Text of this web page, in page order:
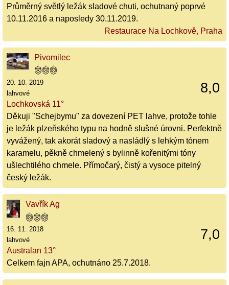
Průměrný světlý ležák sladové chuti, ochutnaný poprvé
10.11.2016 a naposledy 30.11.2019.
Restaurace Na Lochkově, Praha
Pivomilec
8,0
20. 10. 2019
lahvové
Lochkovská 11°
Děkuji "Schejbymu" za dovezení PET lahve, protože tohle
je ležák plzeňského typu na hodně slušné úrovni. Perfektně
vyvážený, tak akorát sladový a nasládlý s lehkým tónem
karamelu, pěkně chmelený s bylinně kořenitými tóny
ušlechtilého chmele. Přímočarý, čistý a vysoce pitelný
český ležák.
Vavřík Ag
7,0
16. 11. 2018
lahvové
Australan 13°
Celkem fajn APA, ochutnáno 25.7.2018.